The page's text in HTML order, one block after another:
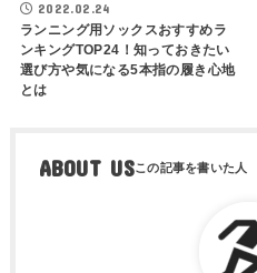
2022.02.24
ランニング用ソックスおすすめラ
ンキングTOP24！知っておきたい
選び方や気になる5本指の履き心地
とは
ABOUT US